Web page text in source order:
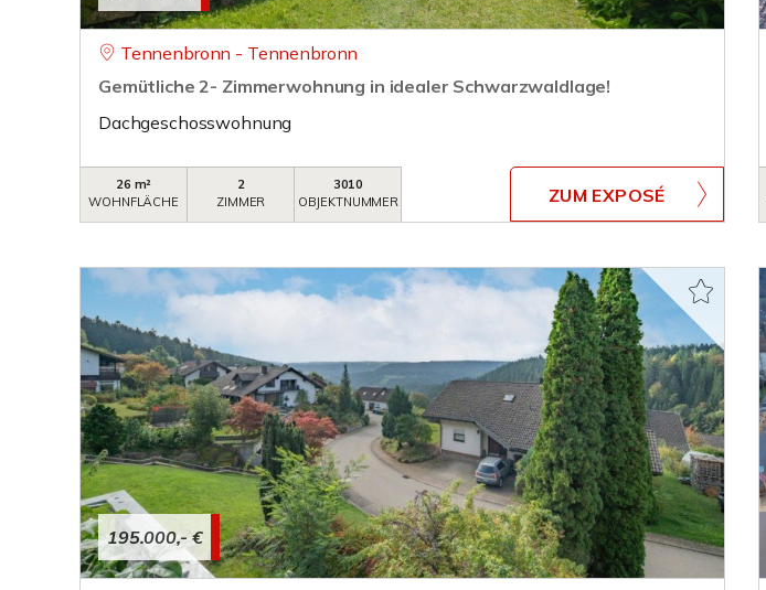
Tennenbronn - Tennenbronn
Gemütliche 2- Zimmerwohnung in idealer Schwarzwaldlage!
Dachgeschosswohnung
26 m²
WOHNFLÄCHE
2
ZIMMER
3010
OBJEKTNUMMER
ZUM EXPOSÉ
195.000,- €